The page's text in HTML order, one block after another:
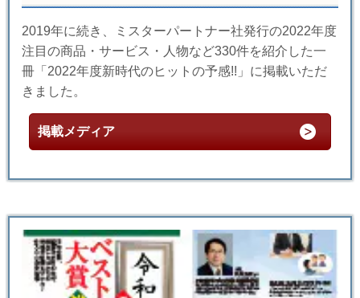
2019年に続き、ミスターパートナー社発行の2022年度
注目の商品・サービス・人物など330件を紹介した一
冊「2022年度新時代のヒットの予感!!」に掲載いただ
きました。
掲載メディア